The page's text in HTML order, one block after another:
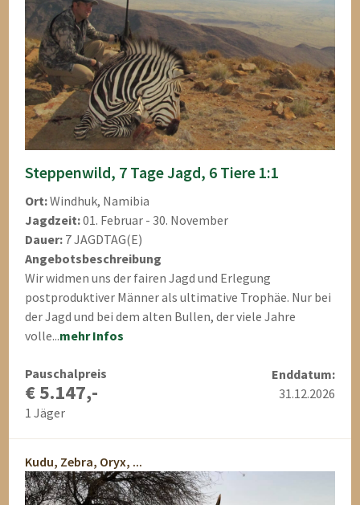
Steppenwild, 7 Tage Jagd, 6 Tiere 1:1
Ort:Windhuk, Namibia
Jagdzeit:01. Februar - 30. November
Dauer: 7 JAGDTAG(E)
Angebotsbeschreibung
Wir widmen uns der fairen Jagd und Erlegung
postproduktiver Männer als ultimative Trophäe. Nur bei
der Jagd und bei dem alten Bullen, der viele Jahre
volle...mehr Infos
Pauschalpreis
€ 5.147,-
1 Jäger
Enddatum:
31.12.2026
Kudu, Zebra, Oryx, ...